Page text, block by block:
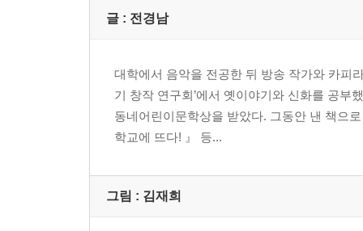
글 : 전경남
대학에서 음악을 전공한 뒤 방송 작가와 카피
기 창작 연구회’에서 옛이야기와 신화를 공부
동네어린이문학상을 받았다. 그동안 낸 책으
학교에 뜨다! 』 등...
그림 : 김재희